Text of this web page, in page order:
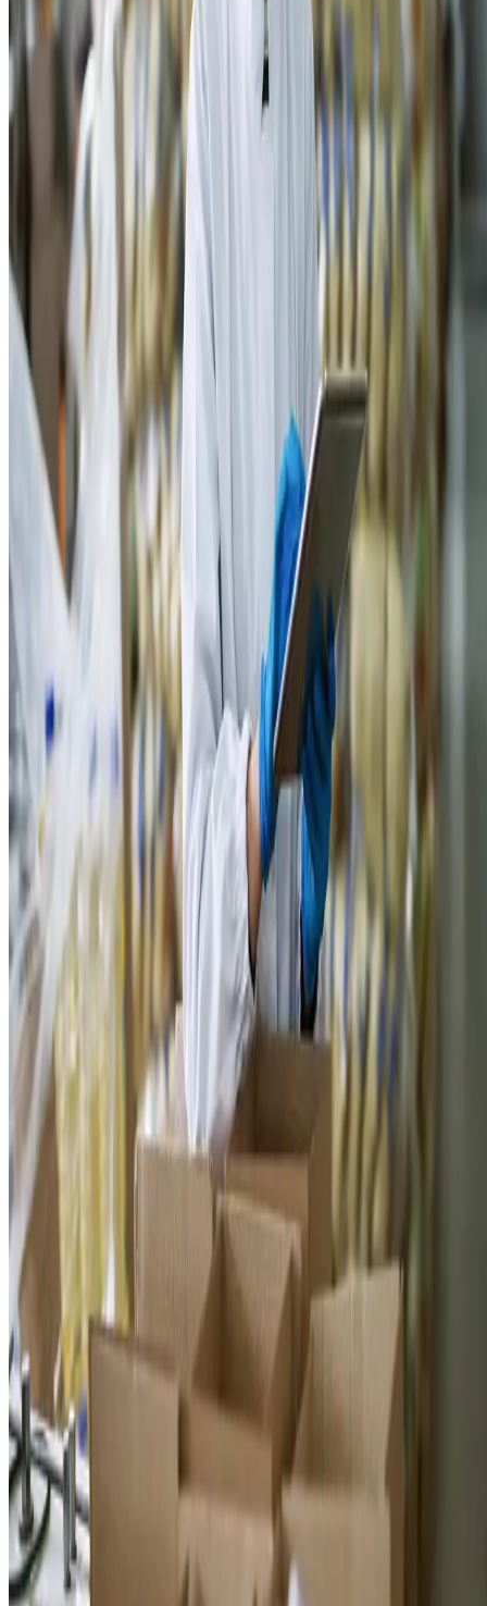
O processo de exportação começa com uma análise cuidadosa para
escolher os produtos que têm potencial competitivo no mercado
internacional. Fatores como qualidade, volume de produção,
sazonalidade e
tendências de consumo global
Também é necessário estudar os mercados-alvo, identificando
regiões onde a demanda pelos alimentos ofertados seja
culturais e gastronômicas do país importador, para que o produto
Habilitação
Antes de iniciar a exportação de seus alimentos, é preciso que o
produtor ou empresa já esteja devidamente habilitado junto aos órgãos
competentes. No Brasil, é necessário realizar a inscrição no Sistema
Integrado de Comércio Exterior (SISCOMEX) por meio do RADAR
(Registro e Rastreamento da Atuação dos Intervenientes Aduaneiros).
Esse cadastro é
exigido para validar que as operações sejam
realizadas em conformidade com as leis vigentes
. Dessa forma, a
habilitação envolve certificações específicas exigidas pelos mercados
internacionais, como selos de qualidade e segurança alimentar. Estar
habilitado é o ponto de partida para operar em conformidade legal e
competitiva no comércio exterior.
Produção e controle de qualidade
controle de qualidade
é um aspecto que varia de país para país,
exigindo atenção às especificidades de cada mercado. Além de
rigorosamente as normas brasileiras, a produção precisa atender às
regulamentações do país de destino, como padrões sanitários, critérios
de inspeção e certificações específicas.
Essa dupla conformidade é exigida para que os alimentos
exportados sejam aceitos e valorizados internacionalmente
de evitar entraves e preservar a credibilidade do negócio.
Embalagem e rotulagem
Mais do que proteção e das questões de marketing
rotulagem são essenciais para atender às normas do mercado
internacional. Elas devem incluir informações detalhadas como
composição, validade e instruções no idioma do país de destino. Um
cuidado especial com esses aspectos ajuda a evitar barreiras
e a conquistar consumidores no exterior.
Documentação
A exportação de alimentos exige a organização de uma série de
documentos para o processo ser realizado com a validação legal e
alinhada às exigências internacionais. Essa documentação é
imprescindível para evitar atrasos, multas ou devoluções das
mercadorias. Confira alguns dos principais:
fatura pró-forma
— documento preliminar com as condições
da venda e detalhamento da mercadoria;
nota fiscal de exportação
— descrição detalhada dos produtos
— comprova o envio da carga;
— lista de itens contidos na remessa;
certificado de origem
— atesta a procedência dos produtos;
certidões sanitárias
segurança alimentar.
Despacho aduaneiro e inspeção
O despacho aduaneiro é uma etapa exigida para a exportação de
alimentos, uma vez que atesta que toda a documentação está em
ordem. As inspeções rigorosas verificam se os produtos cumprem
normas sanitárias e fitossanitárias exigidas pelo país de destino. Desse
modo, esse processo garante a entrada legal e segura dos alimentos no
mercado internacional.
Transporte, embarque e comércio internacional
Após o despacho aduaneiro, o produto segue para o transporte até o